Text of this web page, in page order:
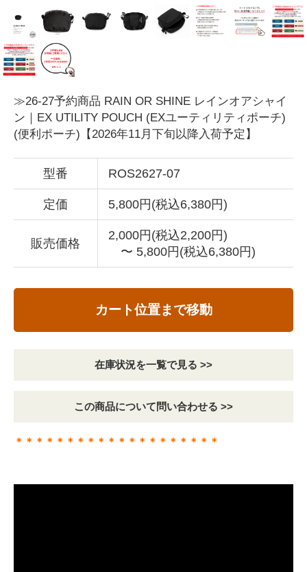
≫26-27予約商品 RAIN OR SHINE レインオアシャイ
ン｜EX UTILITY POUCH (EXユーティリティポーチ)
(便利ポーチ)【2026年11月下旬以降入荷予定】
型番 ROS2627-07
定価 5,800円(税込6,380円)
販売価格
2,000円(税込2,200円)
〜 5,800円(税込6,380円)
カート位置まで移動
在庫状況を一覧で見る >>
この商品について問い合わせる >>
＊＊＊＊＊＊＊＊＊＊＊＊＊＊＊＊＊＊＊＊